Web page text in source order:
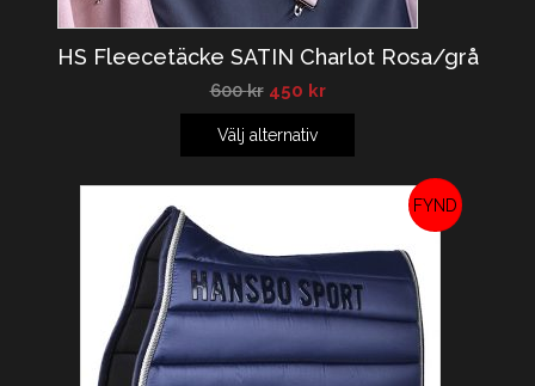
HS Fleecetäcke SATIN Charlot Rosa/grå
600kr 450 kr
Välj alternativ